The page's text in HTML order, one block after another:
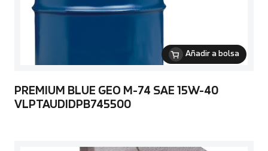
Añadir a bolsa
PREMIUM BLUE GEO M-74 SAE 15W-40
VLPTAUDIDPB745500